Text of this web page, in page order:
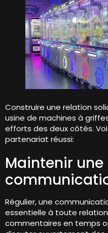
Construire une relation
usine de machines à
efforts des deux côtés.
partenariat réussi:
Maintenir une
Régulier, une
essentielle à toute relation
commentaires en temps